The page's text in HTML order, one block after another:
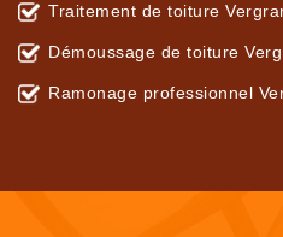
Traitement de toiture
Démoussage de toiture
Ramonage professionnel